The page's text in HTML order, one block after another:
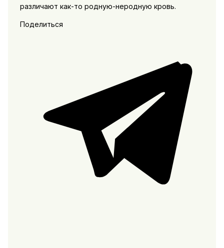
различают как-то родную-неродную кровь.
Поделиться